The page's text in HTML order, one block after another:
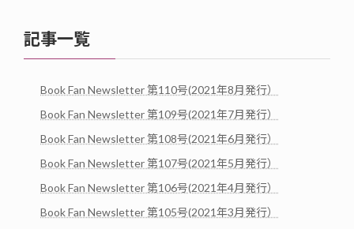
記事一覧
Book Fan Newsletter 第110号(2021年8月発行）
Book Fan Newsletter 第109号(2021年7月発行）
Book Fan Newsletter 第108号(2021年6月発行）
Book Fan Newsletter 第107号(2021年5月発行）
Book Fan Newsletter 第106号(2021年4月発行）
Book Fan Newsletter 第105号(2021年3月発行）